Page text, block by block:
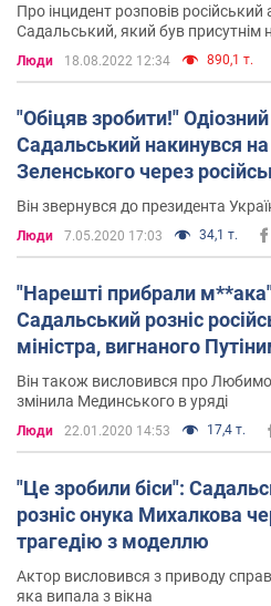
Про інцидент розповів російський
Садальський, який був присутнім
Люди 18.08.2022 12:34 890,1 т.
"Обіцяв зробити!" Одіозний
Садальський накинувся на
Зеленського через
Він звернувся до президента
Люди 7.05.2020 17:03 34,1 т.
"Нарешті прибрали
Садальський розніс
міністра, вигнаного
Він також висловився про
змінила Мединського в уряді
Люди 22.01.2020 14:53 17,4 т.
"Це зробили біси":
розніс онука Михалкова
трагедію з моделлю
Актор висловився з приводу
яка випала з вікна